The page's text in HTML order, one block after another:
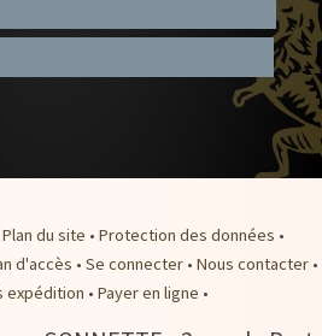
Plan du site • Protection des données •
d'accès • Se connecter • Nous contacter •
expédition • Payer en ligne •